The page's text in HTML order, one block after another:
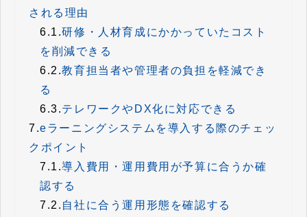
される理由
6.1.研修・人材育成にかかっていたコスト
を削減できる
6.2.教育担当者や管理者の負担を軽減でき
る
6.3.テレワークやDX化に対応できる
7.eラーニングシステムを導入する際のチェッ
クポイント
7.1.導入費用・運用費用が予算に合うか確
認する
7.2. 自社に合う運用形態を確認する